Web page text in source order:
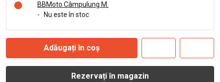
BBMoto Câmpulung M.
-
Nu este în stoc
Adăugați în coș
Rezervați în magazin